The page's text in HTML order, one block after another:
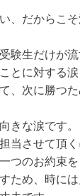
、だからこ
験生だけが流
とに対する涙
、次に勝つ
きな涙です。
当させて頂く
つのお約束を
ため、時には